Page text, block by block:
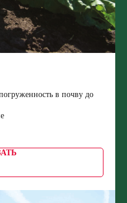
в почву до